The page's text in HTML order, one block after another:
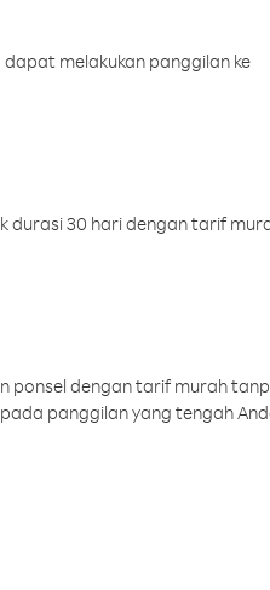
melakukan panggilan ke
durasi 30 hari dengan tarif
ponsel dengan tarif murah
panggilan yang tengah